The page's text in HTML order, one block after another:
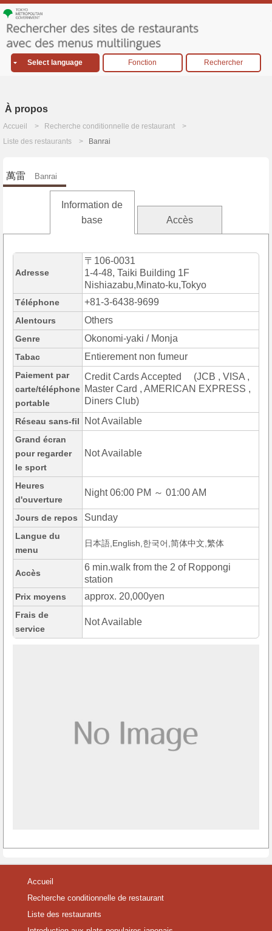
Select language Fonction Rechercher
À propos
Accueil
Recherche conditionnelle de restaurant
Liste des restaurants
Banrai
萬雷 Banrai
Information de
base
Accès
Adresse
〒106-0031
1-4-48, Taiki Building 1F
Nishiazabu,Minato-ku,Tokyo
Téléphone +81-3-6438-9699
Alentours Others
Genre Okonomi-yaki / Monja
Tabac Entierement non fumeur
Paiement par
carte/téléphone
portable
Credit Cards Accepted (JCB , VISA ,
Master Card , AMERICAN EXPRESS ,
Diners Club)
Réseau sans-fil Not Available
Grand écran
pour regarder
le sport
Not Available
Heures
d'ouverture
Night 06:00 PM ～ 01:00 AM
Jours de repos Sunday
Langue du
menu
日本語,English,한국어,简体中文,繁体
Accès
6 min.walk from the 2 of Roppongi
station
Prix moyens approx. 20,000yen
Frais de
service
Not Available
Accueil
Recherche conditionnelle de restaurant
Liste des restaurants